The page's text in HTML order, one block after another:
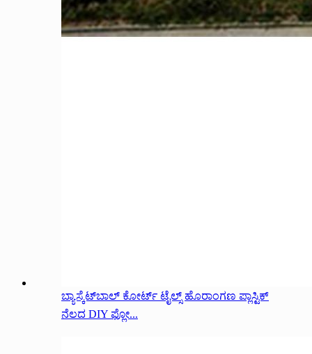
ಬ್ಯಾಸ್ಕೆಟ್‌ಬಾಲ್ ಕೋರ್ಟ್ ಟೈಲ್ಸ್ ಹೊರಾಂಗಣ ಪ್ಲಾಸ್ಟಿಕ್
ನೆಲದ DIY ಫ್ಲೋ...